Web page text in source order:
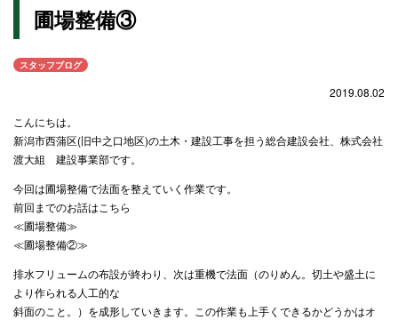
圃場整備③
スタッフブログ
2019.08.02
こんにちは。
新潟市西蒲区(旧中之口地区)の土木・建設工事を担う総合建設会社、株式会社
渡大組 建設事業部です。
今回は圃場整備で法面を整えていく作業です。
前回までのお話はこちら
≪圃場整備≫
≪圃場整備②≫
排水フリュームの布設が終わり、次は重機で法面（のりめん。切土や盛土に
より作られる人工的な
斜面のこと。）を成形していきます。この作業も上手くできるかどうかはオ